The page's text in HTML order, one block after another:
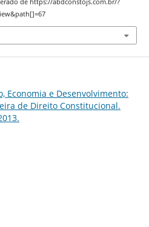
de https://abdconstojs.com.br/?
Economia e Desenvolvimento:
de Direito Constitucional.